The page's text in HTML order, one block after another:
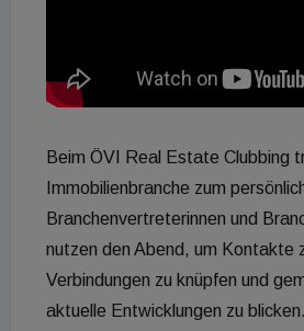
Beim ÖVI Real Estate Clubbing
Immobilienbranche zum
Branchenvertreterinnen und
nutzen den Abend, um Kontakte
Verbindungen zu knüpfen und
aktuelle Entwicklungen zu blicken.